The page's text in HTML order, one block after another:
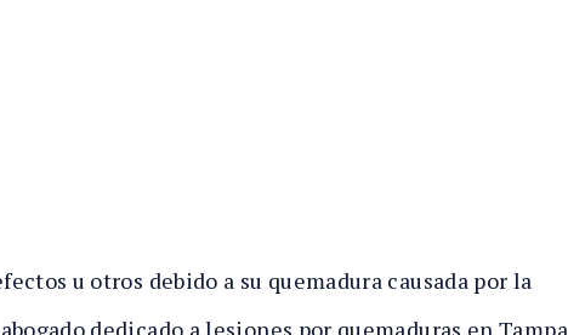
u otros debido a su quemadura causada por la
dedicado a lesiones por quemaduras en Tampa